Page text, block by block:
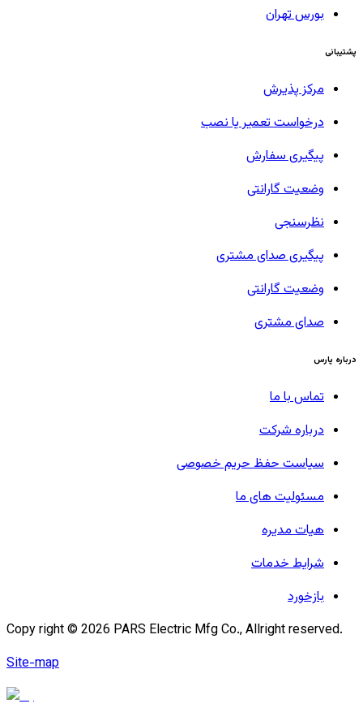
بورس تهران
پشتیبانی
مرکز پذیرش
درخواست تعمیر یا نصب
پیگیری سفارش
وضعیت گارانتی
نظرسنجی
پیگیری صدای مشتری
وضعیت گارانتی
صدای مشتری
درباره پارس
تماس با ما
درباره شرکت
سیاست حفظ حریم خصوصی
مسئولیت های ما
هیات مدیره
شرایط خدمات
بازخورد
Copy right © 2026 PARS Electric Mfg Co., Allright reserved.
Site-map